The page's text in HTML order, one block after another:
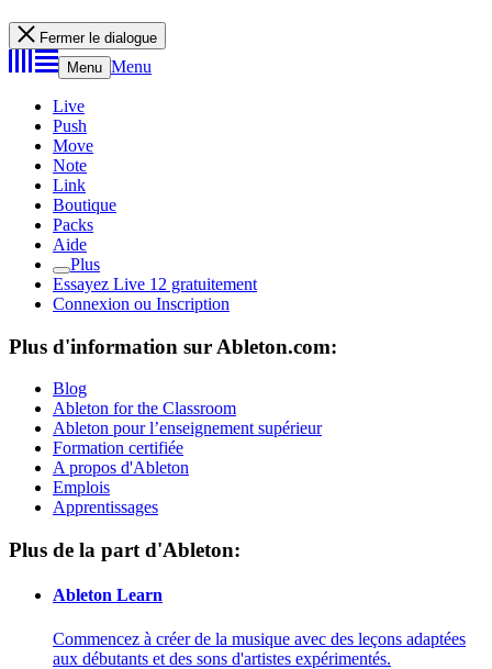
Fermer le dialogue
Menu Menu
Live
Push
Move
Note
Link
Boutique
Packs
Aide
Plus
Essayez Live 12 gratuitement
Connexion ou Inscription
Plus d'information sur Ableton.com:
Blog
Ableton for the Classroom
Ableton pour l’enseignement supérieur
Formation certifiée
A propos d'Ableton
Emplois
Apprentissages
Plus de la part d'Ableton:
Ableton Learn
Commencez à créer de la musique avec des leçons adaptées
aux débutants et des sons d'artistes expérimentés.